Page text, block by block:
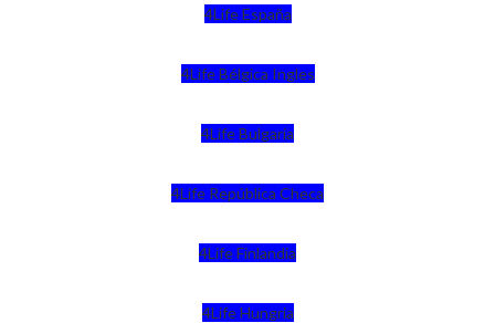
4Life España
4Life Bélgica Ingles
4Life Bulgaria
4Life República Checa
4Life Finlandia
4Life Hungria